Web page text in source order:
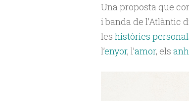
Una proposta que
i banda de l’Atlàntic
les històries
l’enyor, l’amor, els